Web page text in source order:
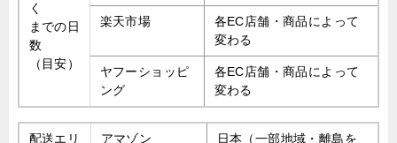
く
までの日
数
（目安）
楽天市場
各EC店舗・商品によって
変わる
ヤフーショッピ
ング
各EC店舗・商品によって
変わる
配送エリ
アマゾン
日本（一部地域・離島を